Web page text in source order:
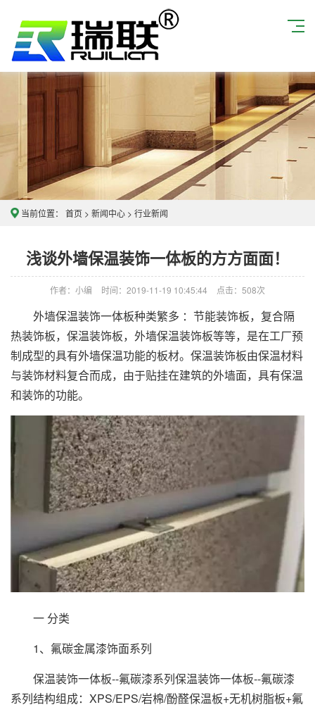
当前位置： 首页 > 新闻中心 > 行业新闻
浅谈外墙保温装饰一体板的方方面面！
作者：小编 时间：2019-11-19 10:45:44 点击： 508次
外墙保温装饰一体板种类繁多 ：节能装饰板，复合隔
热装饰板，保温装饰板，外墙保温装饰板等等，是在工厂预
制成型的具有外墙保温功能的板材。保温装饰板由保温材料
与装饰材料复合而成，由于贴挂在建筑的外墙面，具有保温
和装饰的功能。
一 分类
1、氟碳金属漆饰面系列
保温装饰一体板--氟碳漆系列保温装饰一体板--氟碳漆
系列结构组成：XPS/EPS/岩棉/酚醛保温板+无机树脂板+氟